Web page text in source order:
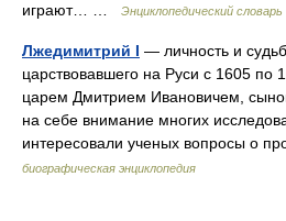
играют… …
Энциклопедический
Лжедимитрий І — личность и
царствовавшего на Руси с 1605 по
царем Дмитрием Ивановичем,
на себе внимание многих
интересовали ученых вопросы о
биографическая энциклопедия